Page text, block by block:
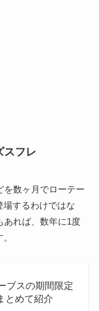
スフレ
を数ヶ月でローテー
場するわけではな
あれば、数年に1度
ブスの期間限定
とめて紹介